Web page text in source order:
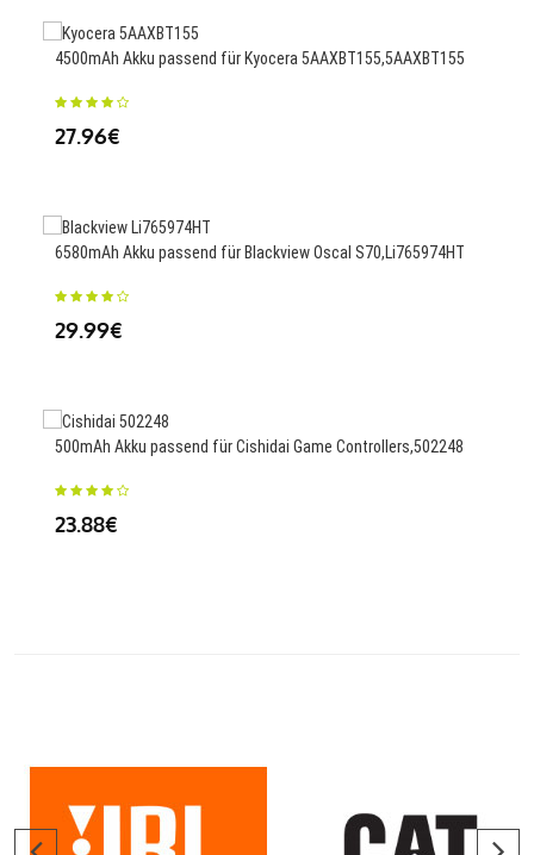
4500mAh Akku passend für Kyocera 5AAXBT155,5AAXBT155
27.96€
6580mAh Akku passend für Blackview Oscal S70,Li765974HT
29.99€
500mAh Akku passend für Cishidai Game Controllers,502248
23.88€